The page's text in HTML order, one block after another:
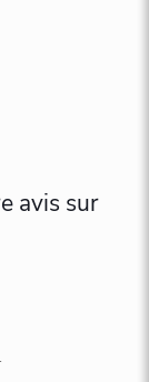
avis sur